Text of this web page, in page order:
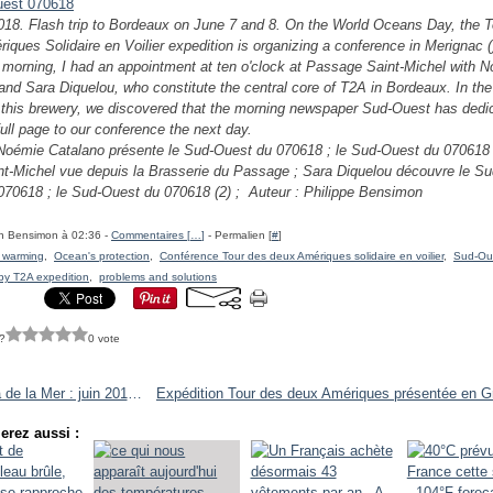
Flash trip to Bordeaux on June 7 and 8. On the World Oceans Day, the
Solidaire en Voilier expedition is organizing a conference in Merignac
I had an appointment at ten o'clock at Passage Saint-Michel with
Sara Diquelou, who constitute the central core of T2A in Bordeaux. In
brewery, we discovered that the morning newspaper Sud-Ouest has
page to our conference the next day.
Catalano présente le Sud-Ouest du 070618 ; le Sud-Ouest du
Michel vue depuis la Brasserie du Passage ; Sara Diquelou découvre le
; le Sud-Ouest du 070618 (2) ; Auteur : Philippe Bensimon
Bensimon à 02:36 - Commentaires [ ] - Permalien [#]
Ocean's protection Conférence Tour des deux Amériques solidaire en voilier, Sud-
T2A expedition
problems and solutions
0 vote
Agenda de la Mer : juin 2018 - Agenda of the Sea : June 2018
aussi :